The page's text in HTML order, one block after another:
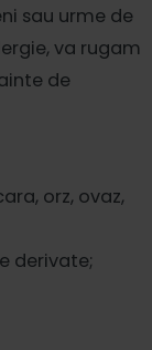
sau urme de
va rugam
de
orz, ovaz,
derivate;